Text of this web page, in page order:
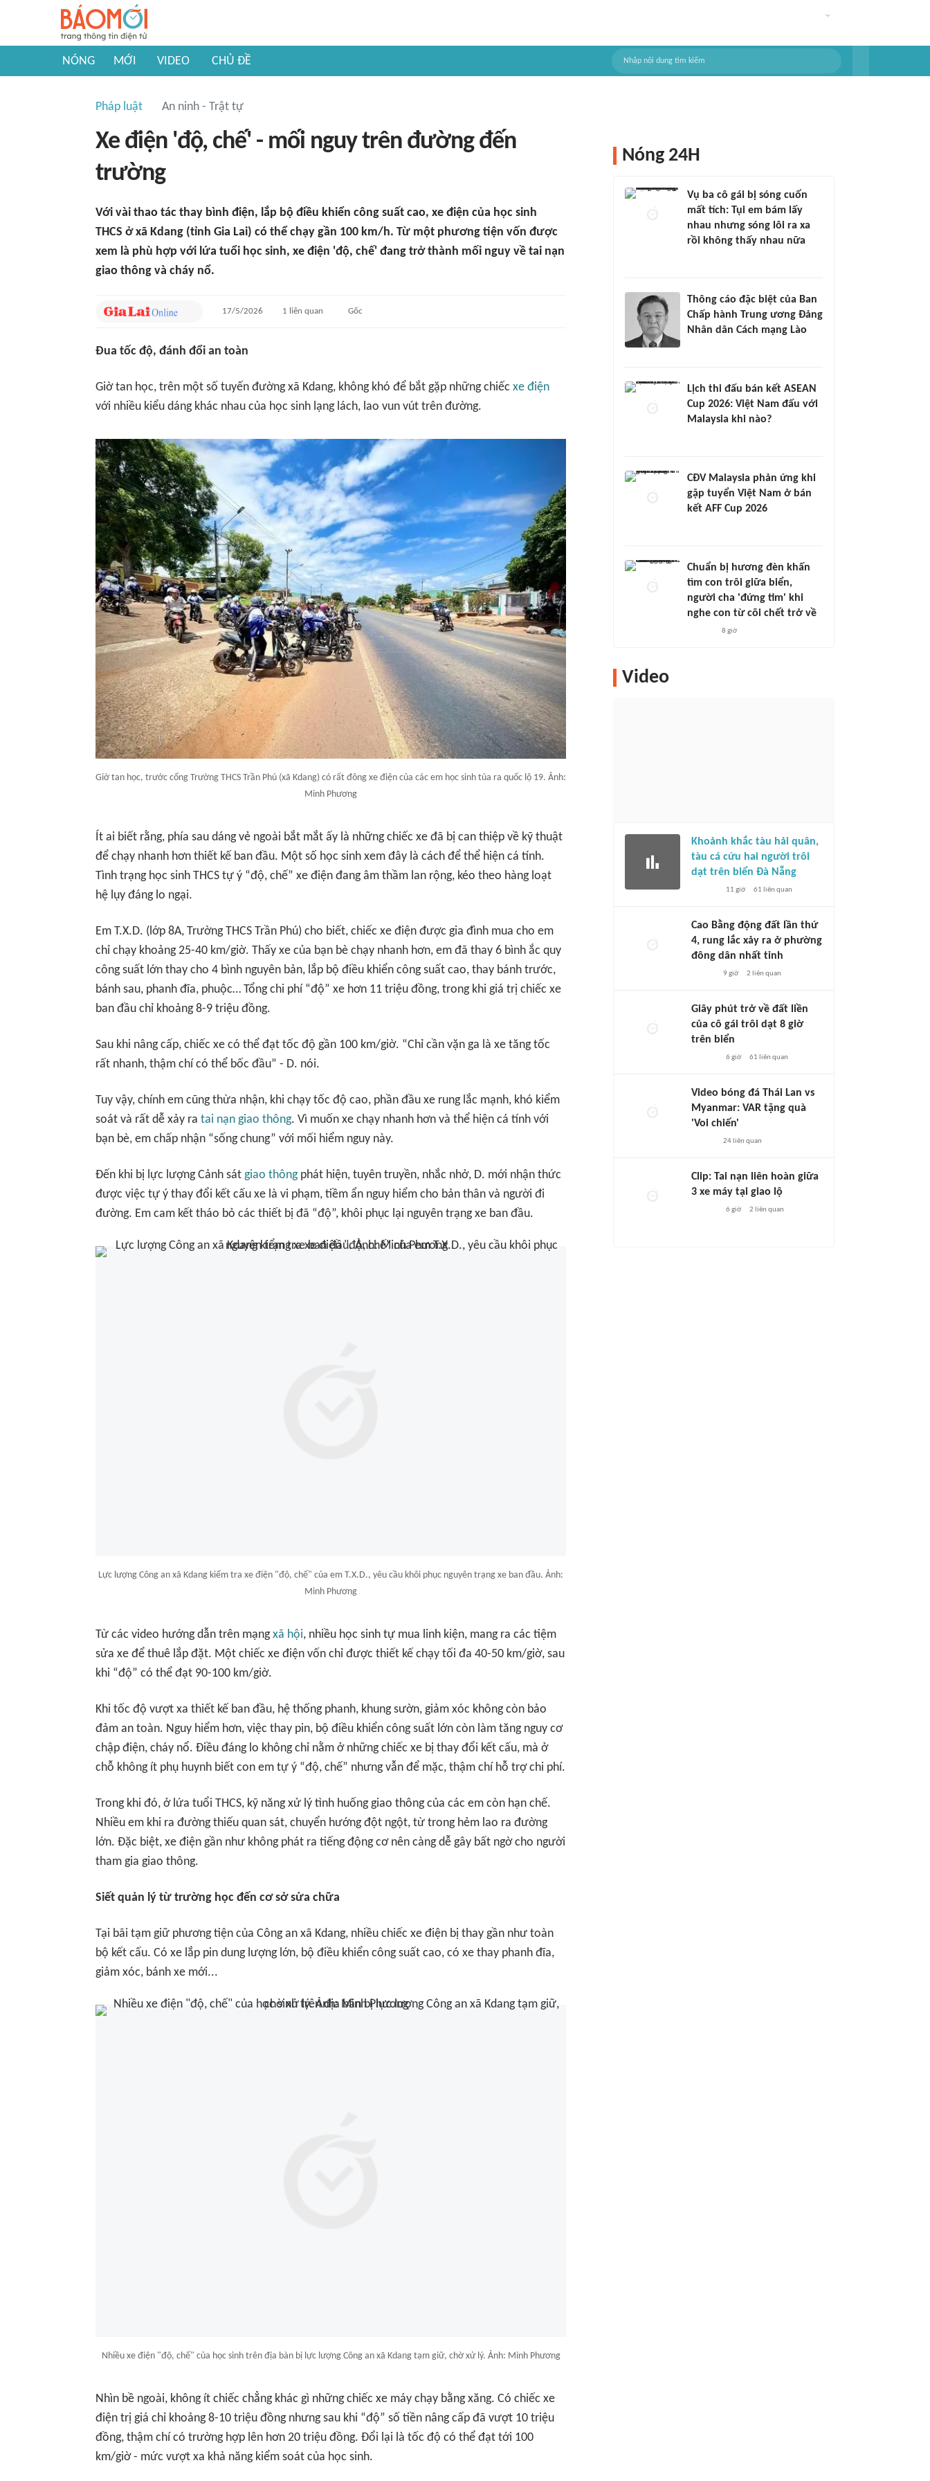
NÓNG MỚI VIDEO CHỦ ĐỀ
Pháp luật An ninh - Trật tự
Xe điện 'độ, chế' - mối nguy trên đường đến
trường
Với vài thao tác thay bình điện, lắp bộ điều khiển công suất cao, xe điện của học sinh
THCS ở xã Kdang (tỉnh Gia Lai) có thể chạy gần 100 km/h. Từ một phương tiện vốn được
xem là phù hợp với lứa tuổi học sinh, xe điện 'độ, chế' đang trở thành mối nguy về tai nạn
giao thông và cháy nổ.
17/5/2026 1 liên quan Gốc
Đua tốc độ, đánh đổi an toàn
Giờ tan học, trên một số tuyến đường xã Kdang, không khó để bắt gặp những chiếc xe điện
với nhiều kiểu dáng khác nhau của học sinh lạng lách, lao vun vút trên đường.
Giờ tan học, trước cổng Trường THCS Trần Phú (xã Kdang) có rất đông xe điện của các em học sinh tủa ra quốc lộ 19. Ảnh:
Minh Phương
Ít ai biết rằng, phía sau dáng vẻ ngoài bắt mắt ấy là những chiếc xe đã bị can thiệp về kỹ thuật
để chạy nhanh hơn thiết kế ban đầu. Một số học sinh xem đây là cách để thể hiện cá tính.
Tình trạng học sinh THCS tự ý “độ, chế” xe điện đang âm thầm lan rộng, kéo theo hàng loạt
hệ lụy đáng lo ngại.
Em T.X.D. (lớp 8A, Trường THCS Trần Phú) cho biết, chiếc xe điện được gia đình mua cho em
chỉ chạy khoảng 25-40 km/giờ. Thấy xe của bạn bè chạy nhanh hơn, em đã thay 6 bình ắc quy
công suất lớn thay cho 4 bình nguyên bản, lắp bộ điều khiển công suất cao, thay bánh trước,
bánh sau, phanh đĩa, phuộc… Tổng chi phí “độ” xe hơn 11 triệu đồng, trong khi giá trị chiếc xe
ban đầu chỉ khoảng 8-9 triệu đồng.
Sau khi nâng cấp, chiếc xe có thể đạt tốc độ gần 100 km/giờ. “Chỉ cần vặn ga là xe tăng tốc
rất nhanh, thậm chí có thể bốc đầu” - D. nói.
Tuy vậy, chính em cũng thừa nhận, khi chạy tốc độ cao, phần đầu xe rung lắc mạnh, khó kiểm
soát và rất dễ xảy ra tai nạn giao thông. Vì muốn xe chạy nhanh hơn và thể hiện cá tính với
bạn bè, em chấp nhận “sống chung” với mối hiểm nguy này.
Đến khi bị lực lượng Cảnh sát giao thôngphát hiện, tuyên truyền, nhắc nhở, D. mới nhận thức
được việc tự ý thay đổi kết cấu xe là vi phạm, tiềm ẩn nguy hiểm cho bản thân và người đi
đường. Em cam kết tháo bỏ các thiết bị đã “độ”, khôi phục lại nguyên trạng xe ban đầu.
Lực lượng Công an xã Kdang kiểm tra xe điện "độ, chế" của em T.X.D., yêu cầu khôi phục nguyên trạng xe ban đầu. Ảnh:
Minh Phương
Từ các video hướng dẫn trên mạngxã hội, nhiều học sinh tự mua linh kiện, mang ra các tiệm
sửa xe để thuê lắp đặt. Một chiếc xe điện vốn chỉ được thiết kế chạy tối đa 40-50 km/giờ, sau
khi “độ” có thể đạt 90-100 km/giờ.
Khi tốc độ vượt xa thiết kế ban đầu, hệ thống phanh, khung sườn, giảm xóc không còn bảo
đảm an toàn. Nguy hiểm hơn, việc thay pin, bộ điều khiển công suất lớn còn làm tăng nguy cơ
chập điện, cháy nổ. Điều đáng lo không chỉ nằm ở những chiếc xe bị thay đổi kết cấu, mà ở
chỗ không ít phụ huynh biết con em tự ý “độ, chế” nhưng vẫn để mặc, thậm chí hỗ trợ chi phí.
Trong khi đó, ở lứa tuổi THCS, kỹ năng xử lý tình huống giao thông của các em còn hạn chế.
Nhiều em khi ra đường thiếu quan sát, chuyển hướng đột ngột, từ trong hẻm lao ra đường
lớn. Đặc biệt, xe điện gần như không phát ra tiếng động cơ nên càng dễ gây bất ngờ cho người
tham gia giao thông.
Siết quản lý từ trường học đến cơ sở sửa chữa
Tại bãi tạm giữ phương tiện của Công an xã Kdang, nhiều chiếc xe điện bị thay gần như toàn
bộ kết cấu. Có xe lắp pin dung lượng lớn, bộ điều khiển công suất cao, có xe thay phanh đĩa,
giảm xóc, bánh xe mới...
Nhiều xe điện "độ, chế" của học sinh trên địa bàn bị lực lượng Công an xã Kdang tạm giữ, chờ xử lý. Ảnh: Minh Phương
Nhìn bề ngoài, không ít chiếc chẳng khác gì những chiếc xe máy chạy bằng xăng. Có chiếc xe
điện trị giá chỉ khoảng 8-10 triệu đồng nhưng sau khi “độ” số tiền nâng cấp đã vượt 10 triệu
đồng, thậm chí có trường hợp lên hơn 20 triệu đồng. Đổi lại là tốc độ có thể đạt tới 100
km/giờ - mức vượt xa khả năng kiểm soát của học sinh.
Nóng 24H
Vụ ba cô gái bị sóng cuốn
mất tích: Tụi em bám lấy
nhau nhưng sóng lôi ra xa
rồi không thấy nhau nữa
Thông cáo đặc biệt của Ban
Chấp hành Trung ương Đảng
Nhân dân Cách mạng Lào
Lịch thi đấu bán kết ASEAN
Cup 2026: Việt Nam đấu với
Malaysia khi nào?
CĐV Malaysia phản ứng khi
gặp tuyển Việt Nam ở bán
kết AFF Cup 2026
Chuẩn bị hương đèn khấn
tìm con trôi giữa biển,
người cha 'đứng tim' khi
nghe con từ cõi chết trở về
8 giờ
Video
Khoảnh khắc tàu hải quân,
tàu cá cứu hai người trôi
dạt trên biển Đà Nẵng
11 giờ 61 liên quan
Cao Bằng động đất lần thứ
4, rung lắc xảy ra ở phường
đông dân nhất tỉnh
9 giờ 2 liên quan
Giây phút trở về đất liền
của cô gái trôi dạt 8 giờ
trên biển
6 giờ 61 liên quan
Video bóng đá Thái Lan vs
Myanmar: VAR tặng quà
'Voi chiến'
24liên quan
Clip: Tai nạn liên hoàn giữa
3 xe máy tại giao lộ
6 giờ 2 liên quan